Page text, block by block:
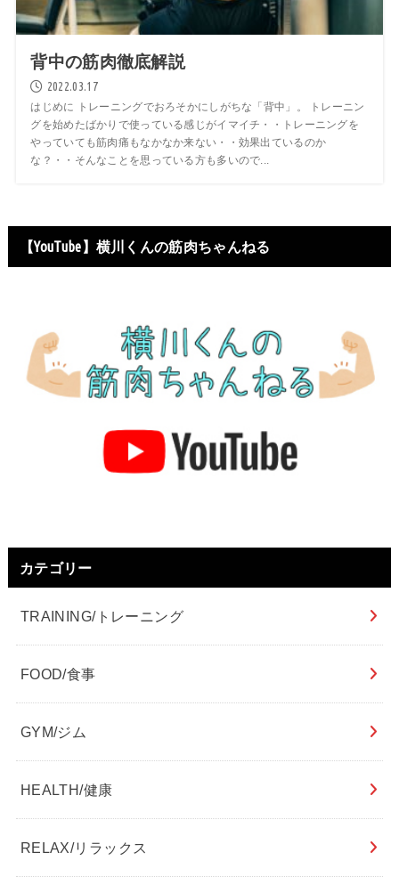
背中の筋肉徹底解説
2022.03.17
はじめに トレーニングでおろそかにしがちな「背中」。 トレーニン
グを始めたばかりで使っている感じがイマイチ・・トレーニングを
やっていても筋肉痛もなかなか来ない・・効果出ているのか
な？・・そんなことを思っている方も多いので...
【YouTube】横川くんの筋肉ちゃんねる
カテゴリー
TRAINING/トレーニング
FOOD/食事
GYM/ジム
HEALTH/健康
RELAX/リラックス